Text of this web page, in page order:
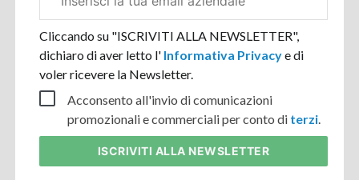
aziendale
Cliccando su "ISCRIVITI ALLA NEWSLETTER",
dichiaro di aver letto l' Informativa Privacye di
voler ricevere la Newsletter.
Acconsento all'invio di comunicazioni
promozionali e commerciali per conto di terzi.
ISCRIVITI ALLA NEWSLETTER